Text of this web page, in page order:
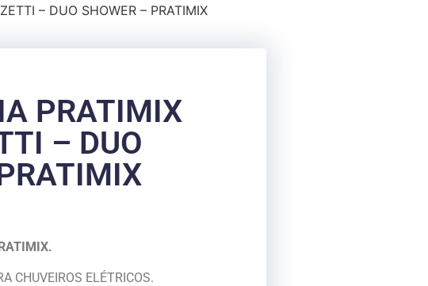
– DUO SHOWER – PRATIMIX
PRATIMIX
– DUO
CHUVEIROS ELÉTRICOS.